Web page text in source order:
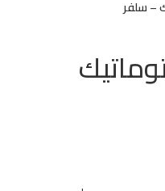
18 كيلو اتوماتيك